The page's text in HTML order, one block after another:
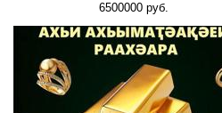
6500000 руб.